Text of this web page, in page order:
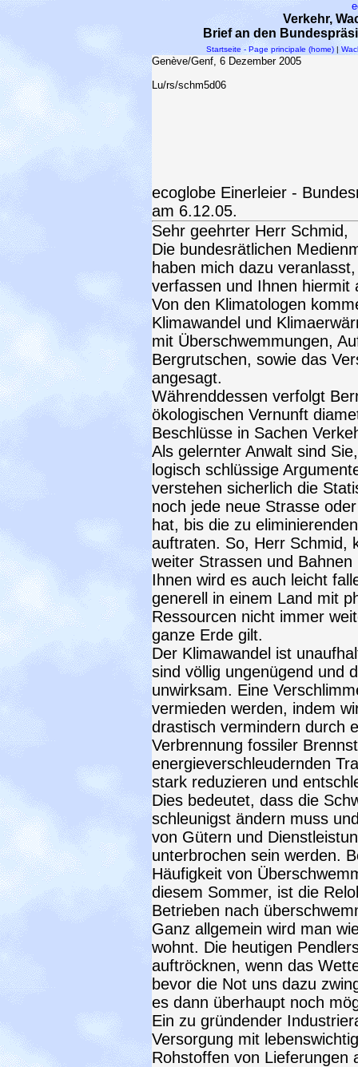
Verkehr,
Brief an den
Startseite - Page principale (home) |
Genève/Genf, 6 Dezember 2005
Lu/rs/schm5d06
ecoglobe Einerleier -
am 6.12.05.
Sehr geehrter Herr Schmid,
Die bundesrätlichen
haben mich dazu
verfassen und Ihnen hiermit
Von den Klimatologen
Klimawandel und
mit Überschwemmungen,
Bergrutschen, sowie das
angesagt.
Währenddessen verfolgt
ökologischen Vernunft
Beschlüsse in Sachen
Als gelernter Anwalt sind
logisch schlüssige
verstehen sicherlich die
noch jede neue Strasse
hat, bis die zu
auftraten. So, Herr Schmid,
weiter Strassen und Bahnen
Ihnen wird es auch leicht
generell in einem Land mit
Ressourcen nicht immer
ganze Erde gilt.
Der Klimawandel ist
sind völlig ungenügend und
unwirksam. Eine
vermieden werden, indem
drastisch vermindern durch
Verbrennung fossiler
energieverschleudernden
stark reduzieren und
Dies bedeutet, dass die
schleunigst ändern muss
von Gütern und
unterbrochen sein werden.
Häufigkeit von
diesem Sommer, ist die
Betrieben nach
Ganz allgemein wird man
wohnt. Die heutigen
auftröcknen, wenn das
bevor die Not uns dazu
es dann überhaupt noch
Ein zu gründender
Versorgung mit
Rohstoffen von Lieferungen